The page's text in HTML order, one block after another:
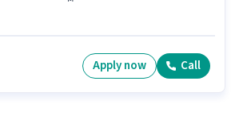
Apply now Call